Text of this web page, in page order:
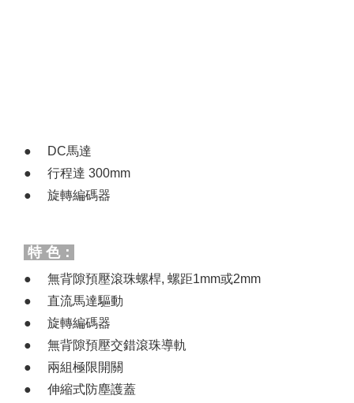
DC馬達
行程達 300mm
旋轉編碼器
特 色：
無背隙預壓滾珠螺桿, 螺距1mm或2mm
直流馬達驅動
旋轉編碼器
無背隙預壓交錯滾珠導軌
兩組極限開關
伸縮式防塵護蓋